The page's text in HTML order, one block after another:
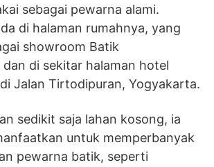
sebagai pewarna alami.
di halaman rumahnya, yang
showroom Batik
di sekitar halaman hotel
Jalan Tirtodipuran, Yogyakarta.
sedikit saja lahan kosong, ia
untuk memperbanyak
pewarna batik, seperti